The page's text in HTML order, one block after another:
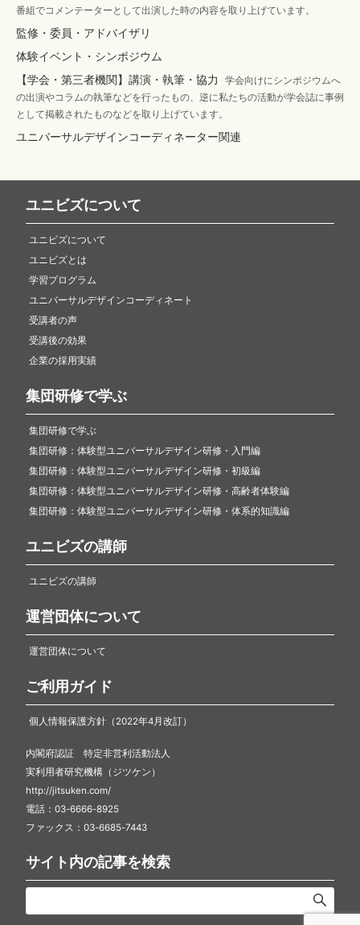
番組でコメンテーターとして出演した時の内容を取り上げています。
監修・委員・アドバイザリ
体験イベント・シンポジウム
【学会・第三者機関】講演・執筆・協力
学会向けにシンポジウムへ
の出演やコラムの執筆などを行ったもの、逆に私たちの活動が学会誌に事例
として掲載されたものなどを取り上げています。
ユニバーサルデザインコーディネーター関連
ユニビズについて
ユニビズについて
ユニビズとは
学習プログラム
ユニバーサルデザインコーディネート
受講者の声
受講後の効果
企業の採用実績
集団研修で学ぶ
集団研修で学ぶ
集団研修：体験型ユニバーサルデザイン研修・入門編
集団研修：体験型ユニバーサルデザイン研修・初級編
集団研修：体験型ユニバーサルデザイン研修・高齢者体験編
集団研修：体験型ユニバーサルデザイン研修・体系的知識編
ユニビズの講師
ユニビズの講師
運営団体について
運営団体について
ご利用ガイド
個人情報保護方針（2022年4月改訂）
内閣府認証 特定非営利活動法人
実利用者研究機構（ジツケン）
http://jitsuken.com/
電話：03-6666-8925
ファックス：03-6685-7443
サイト内の記事を検索